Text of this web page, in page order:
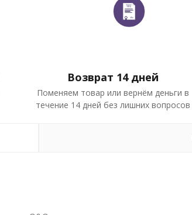
Возврат 14 дней
Поменяем товар или вернём деньги в
течение 14 дней без лишних вопросов